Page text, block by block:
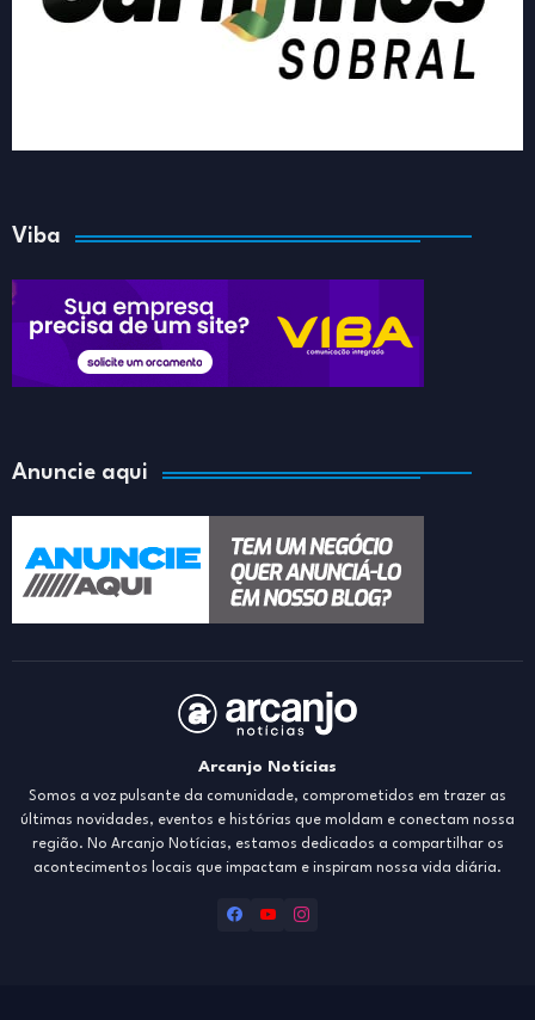
Viba
Anuncie aqui
Arcanjo Notícias
Somos a voz pulsante da comunidade, comprometidos em trazer as
últimas novidades, eventos e histórias que moldam e conectam nossa
região. No Arcanjo Notícias, estamos dedicados a compartilhar os
acontecimentos locais que impactam e inspiram nossa vida diária.